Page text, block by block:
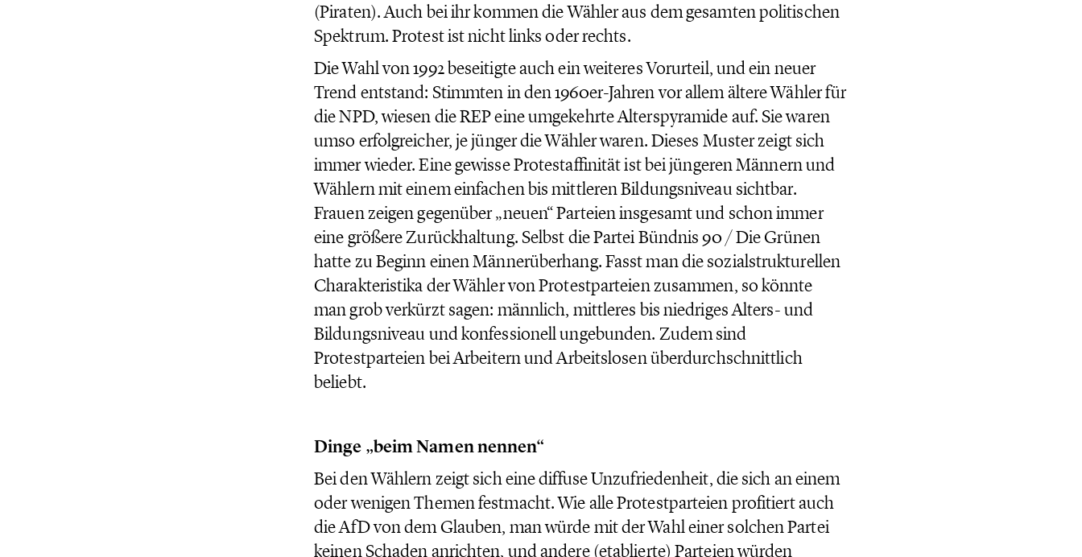
(Piraten). Auch bei ihr kommen die Wähler aus dem gesamten politischen
Spektrum. Protest ist nicht links oder rechts.
Die Wahl von 1992 beseitigte auch ein weiteres Vorurteil, und ein neuer
Trend entstand: Stimmten in den 1960er-Jahren vor allem ältere Wähler für
die NPD, wiesen die REP eine umgekehrte Alterspyramide auf. Sie waren
umso erfolgreicher, je jünger die Wähler waren. Dieses Muster zeigt sich
immer wieder. Eine gewisse Protestaffinität ist bei jüngeren Männern und
Wählern mit einem einfachen bis mittleren Bildungsniveau sichtbar.
Frauen zeigen gegenüber „neuen“ Parteien insgesamt und schon immer
eine größere Zurückhaltung. Selbst die Partei Bündnis 90 / Die Grünen
hatte zu Beginn einen Männerüberhang. Fasst man die sozialstrukturellen
Charakteristika der Wähler von Protestparteien zusammen, so könnte
man grob verkürzt sagen: männlich, mittleres bis niedriges Alters- und
Bildungsniveau und konfessionell ungebunden. Zudem sind
Protestparteien bei Arbeitern und Arbeitslosen überdurchschnittlich
beliebt.
Dinge „beim Namen nennen“
Bei den Wählern zeigt sich eine diffuse Unzufriedenheit, die sich an einem
oder wenigen Themen festmacht. Wie alle Protestparteien profitiert auch
die AfD von dem Glauben, man würde mit der Wahl einer solchen Partei
keinen Schaden anrichten, und andere (etablierte) Parteien würden